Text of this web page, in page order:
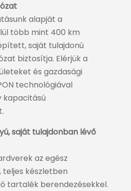
alapját a
több mint 400 km
saját tulajdonú
biztosítja. Elérjük a
és gazdasági
technológiával
kapacitású
saját tulajdonban lévő
az egész
készletben
tartalék berendezésekkel.